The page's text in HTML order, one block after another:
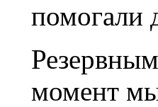
помогали
момент